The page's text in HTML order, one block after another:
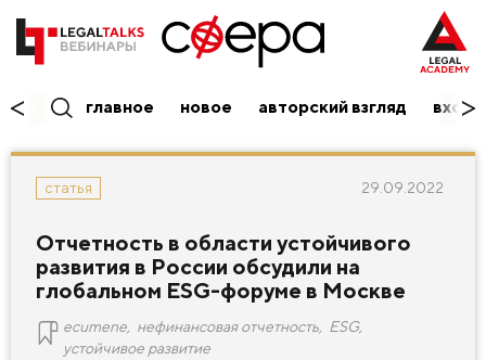
главное новое авторский взгляд вход/
статья 29.09.2022
Отчетность в области устойчивого
развития в России обсудили на
глобальном ESG-форуме в Москве
ecumene нефинансовая отчетность ESG,
устойчивое развитие